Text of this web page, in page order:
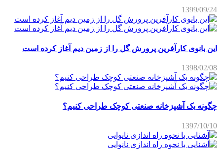
1399/09/24
این بانوی کارآفرین پرورش گل را از زمین دیم آغاز کرده است
1398/02/08
چگونه یک آشپزخانه صنعتی کوچک طراحی کنیم؟
1397/10/10